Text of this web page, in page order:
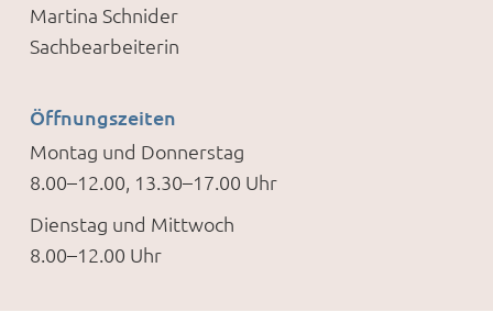
Martina Schnider
Sachbearbeiterin
Öffnungszeiten
Montag und Donnerstag
8.00–12.00, 13.30–17.00 Uhr
Dienstag und Mittwoch
8.00–12.00 Uhr